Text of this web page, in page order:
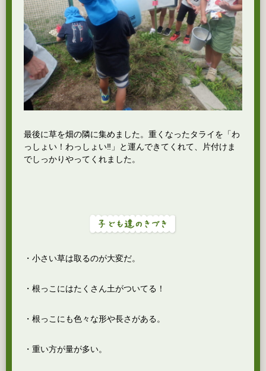
最後に草を畑の隣に集めました。重くなったタライを「わ
っしょい！わっしょい‼」と運んできてくれて、片付けま
でしっかりやってくれました。
・小さい草は取るのが大変だ。
・根っこにはたくさん土がついてる！
・根っこにも色々な形や長さがある。
・重い方が量が多い。